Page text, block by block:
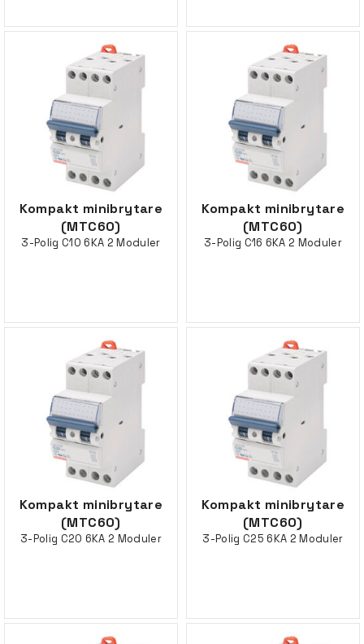
Kompakt minibrytare
(MTC60)
3-Polig C10 6KA 2 Moduler
Kompakt minibrytare
(MTC60)
3-Polig C16 6KA 2 Moduler
Kompakt minibrytare
(MTC60)
3-Polig C20 6KA 2 Moduler
Kompakt minibrytare
(MTC60)
3-Polig C25 6KA 2 Moduler